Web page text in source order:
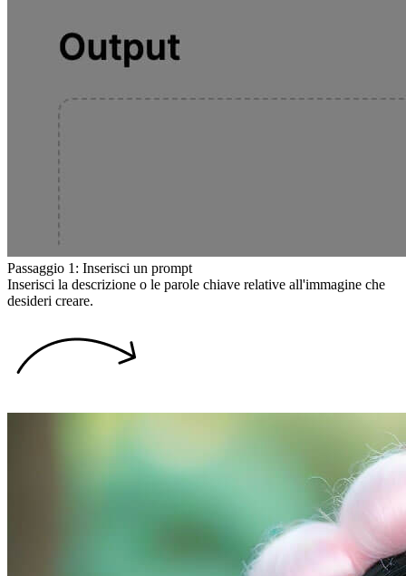
Passaggio 1: Inserisci un prompt
Inserisci la descrizione o le parole chiave relative all'immagine che
desideri creare.